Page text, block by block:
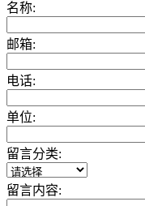
名称:
邮箱:
电话:
单位:
留言分类:
留言内容: